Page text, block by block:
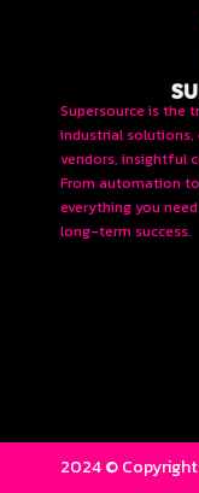
Supersource is the
industrial
vendors, insightful
From automation
everything you
long-term success.
2024 ©